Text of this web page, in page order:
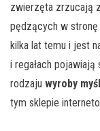
zwierzęta zrzucają
pędzących w stronę
kilka lat temu i jest
i regałach
rodzaju wyroby
tym sklepie